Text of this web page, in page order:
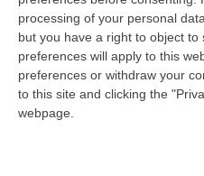
processing of your personal
but you have a right to object to
preferences will apply to this
preferences or withdraw your
to this site and clicking the
webpage.
Vinitaly And The City A Reggio:
Del Territorio, Storia E Cultura –
“REGGIO CALABRIA Vinitaly and
successo dell’edizione di Sibari,
08 Agosto, 20:47